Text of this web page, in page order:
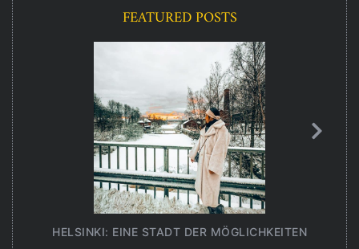
FEATURED POSTS
HELSINKI: EINE STADT DER MÖGLICHKEITEN